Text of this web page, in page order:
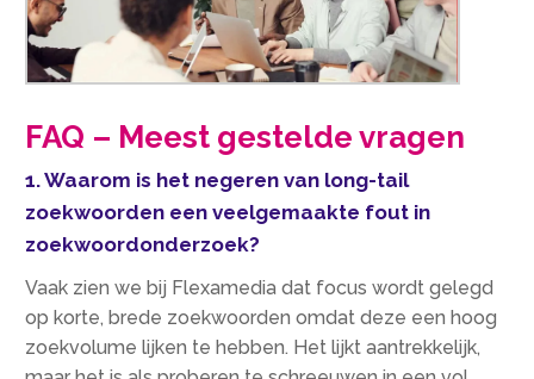
FAQ – Meest gestelde vragen
1.​ Waarom is het negeren van long-tail
zoekwoorden een veelgemaakte fout in
zoekwoordonderzoek?
Vaak zien we bij Flexamedia dat focus wordt gelegd
op korte, brede zoekwoorden omdat deze een hoog
zoekvolume lijken te hebben.​ Het lijkt aantrekkelijk,